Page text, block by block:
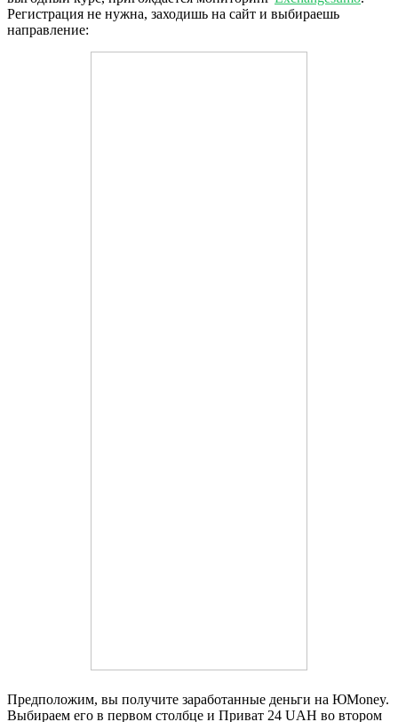
Регистрация не нужна, заходишь на сайт и выбираешь
направление:
Предположим, вы получите заработанные деньги на ЮMoney.
Выбираем его в первом столбце и Приват 24 UAH во втором